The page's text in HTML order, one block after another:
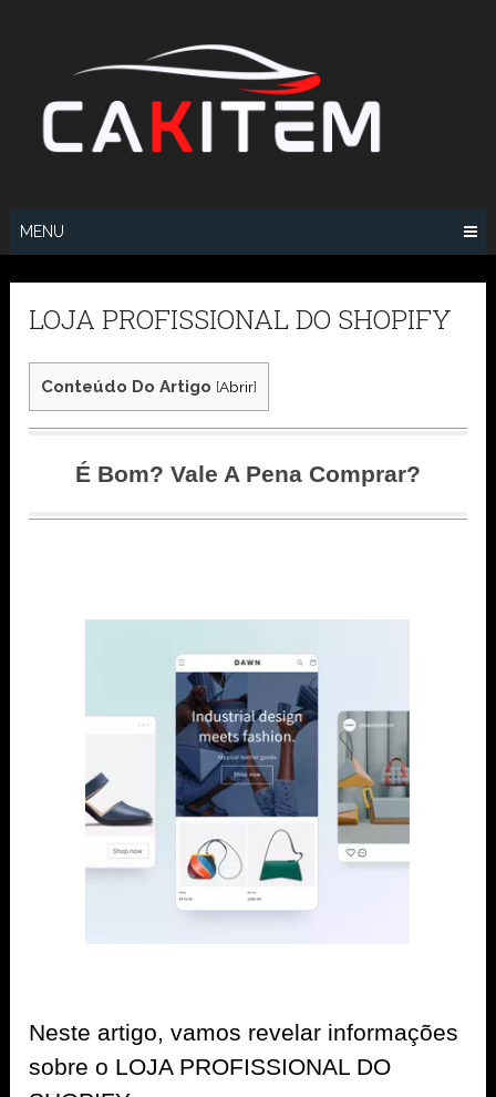
MENU
LOJA PROFISSIONAL DO SHOPIFY
Conteúdo Do Artigo [Abrir]
É Bom? Vale A Pena Comprar?
Neste artigo, vamos revelar informações
sobre o LOJA PROFISSIONAL DO